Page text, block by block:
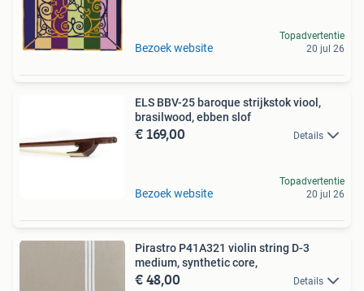
Bezoek website
Topadvertentie
20 jul 26
ELS BBV-25 baroque strijkstok viool,
brasilwood, ebben slof
€ 169,00 Details
Bezoek website
Topadvertentie
20 jul 26
Pirastro P41A321 violin string D-3
medium, synthetic core,
€ 48,00 Details